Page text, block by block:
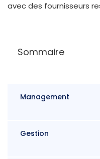
avec des fournisseurs
Sommaire
Management
Gestion